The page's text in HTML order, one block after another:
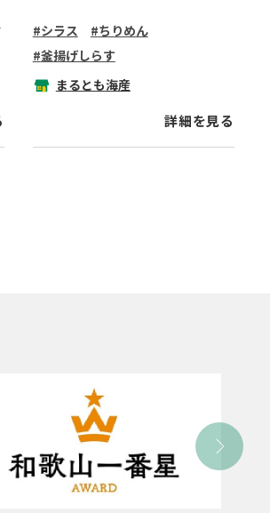
シラス
ちりめん
釜揚げしらす
まるとも海産
詳細を見る